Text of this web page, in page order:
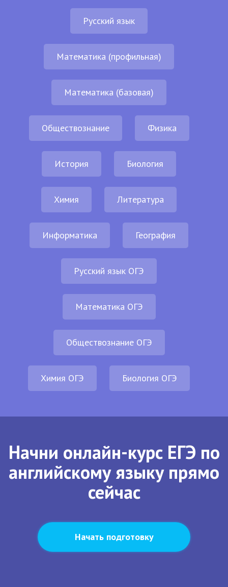
Русский язык
Математика (профильная)
Математика (базовая)
Обществознание Физика
История Биология
Химия Литература
Информатика География
Русский язык ОГЭ
Математика ОГЭ
Обществознание ОГЭ
Химия ОГЭ Биология ОГЭ
Начни онлайн-курс ЕГЭ по
английскому языку прямо
сейчас
Начать подготовку